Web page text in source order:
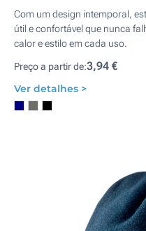
Com um design intemporal,
útil e confortável que nunca
calor e estilo em cada uso.
Preço a partir de:3,94 €
Ver detalhes >